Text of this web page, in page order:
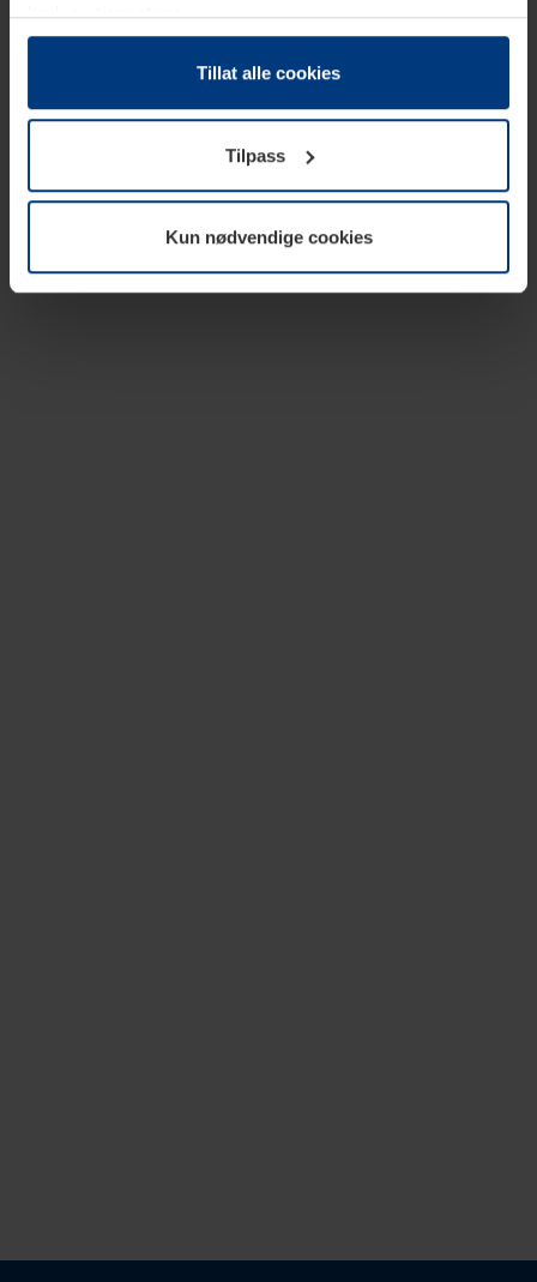
bruk av tjenestene.
Etter loven kan vi lagre informasjonskapsler på din
datamaskin, hvis disse er absolutt nødvendig for drift av
trenger vi din tillatelse. Du kan når som helst endre eller
tilbakekalle ditt samtykke i forklaringen av
informasjonskapselen på sidenPersonvernerklæringpå
Tillat alle cookies
Tilpass
Kun nødvendige cookies